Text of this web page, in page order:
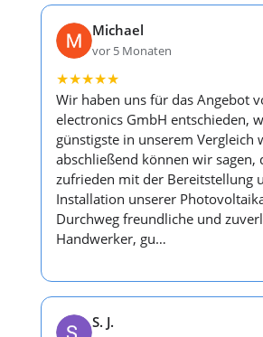
Michael
vor 5 Monaten
★★★★★
Wir haben uns für das Angebot
electronics GmbH entschieden,
günstigste in unserem Vergleich
abschließend können wir sagen,
zufrieden mit der Bereitstellung
Installation unserer
Durchweg freundliche und
Handwerker, gu…
S. J.